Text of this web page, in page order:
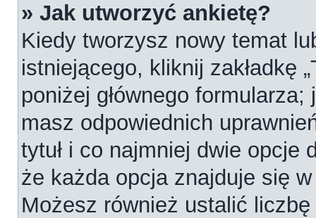
» Jak utworzyć ankietę?
Kiedy tworzysz nowy temat
istniejącego, kliknij zakładkę
poniżej głównego
masz odpowiednich
tytuł i co najmniej dwie opcje
że każda opcja znajduje się
Możesz również ustalić